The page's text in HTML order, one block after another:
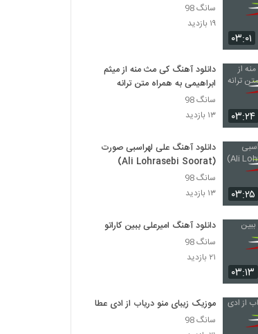
Amir Heydari Ghesse
۲۱۳ بازدید
دانلود آهنگ علیرضا ادیب عشق دلم (Alireza
Adib Eshghe Delam)
۲۲۶ بازدید
آهنگ احسان توکلی بنام پس من چی
۲۶۸ بازدید
هجا آهنگ قطار (به همراه میلاد میرا)
دانلود آهنگ فرزین ابراهیمی بی خبر آمدی
(Farzin Ebrahimi Bi Khabar Amadi)
۲۳۰ بازدید
Ramin Khostavi Afto Gol
۲۱۶ بازدید
۰۳:۰۱
سانگ 98
۱۹ بازدید
۰۳:۲۴
دانلود آهنگ کی مث منه از میثم
ابراهیمی به همراه متن ترانه
سانگ 98
۱۳ بازدید
۰۳:۲۵
دانلود آهنگ علی لهراسبی صورت
(Ali Lohrasebi Soorat)
سانگ 98
۱۳ بازدید
۰۳:۱۳
دانلود آهنگ امیرعلی ببین کاراتو
سانگ 98
۲۱ بازدید
موزیک زیبای منو دریاب از ادی عطار
سانگ 98